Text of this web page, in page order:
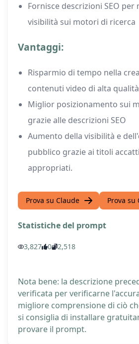
Fornisce descrizioni SEO per
visibilità sui motori di ricerca
Vantaggi:
Risparmio di tempo nella
contenuti video di alta qualità
Miglior posizionamento sui
grazie alle descrizioni SEO
Aumento della visibilità e
pubblico grazie ai titoli
appropriati.
Prova su Claude Prova su
Statistiche del prompt
3,827 0 2,518
Nota bene: la descrizione
verificata per verificarne
migliore comprensione di ciò
si consiglia di installare
provare il prompt.